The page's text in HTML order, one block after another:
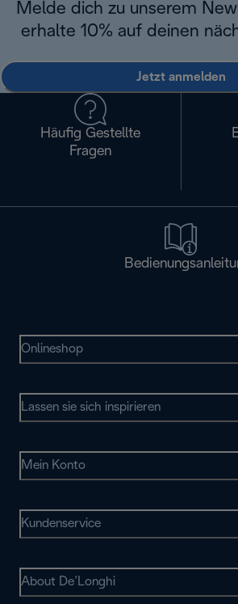
Melde dich zu unserem
erhalte 10% auf deinen
Jetzt anmelden
Häufig Gestellte
Fragen
Onlineshop
Lassen sie sich inspirieren
Mein Konto
Kundenservice
About De’Longhi